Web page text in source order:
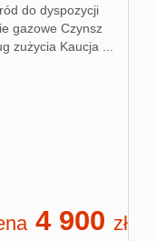
do dyspozycji
gazowe Czynsz
zużycia Kaucja ...
4 900 zł